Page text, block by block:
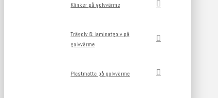
Klinker på golvvärme
Trägolv & laminatgolv på
golvvärme
Plastmatta på golvvärme